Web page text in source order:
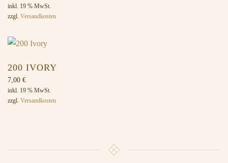
inkl. 19 % MwSt.
zzgl. Versandkosten
200 IVORY
7,00 €
inkl. 19 % MwSt.
zzgl. Versandkosten